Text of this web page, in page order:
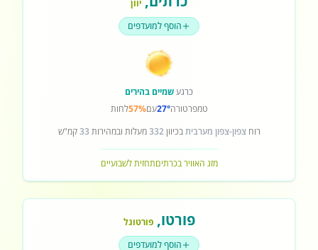
יוון
הוסף למועדפים
כרגעשמיים בהירים
טמפרטורה27°עם57%לחות
רוחצפון-צפון מערביתבכיוון332מעלות ובמהירות 33קמ"ש
מזג האוויר בכרתיםתחזית לשבועיים
פורטו,פורטוגל
הוסף למועדפים